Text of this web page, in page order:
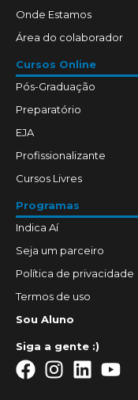
Onde Estamos
Área do colaborador
Cursos Online
Pós-Graduação
Preparatório
EJA
Profissionalizante
Cursos Livres
Programas
Indica Aí
Seja um parceiro
Política de privacidade
Termos de uso
Sou Aluno
Siga a gente :)